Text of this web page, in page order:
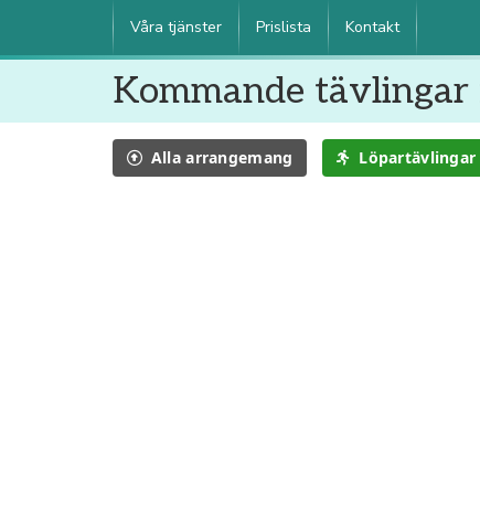
Våra tjänster Prislista Kontakt
Kommande
Alla arrangemang Löpartävlingar